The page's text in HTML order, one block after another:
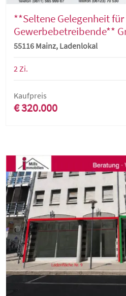
**Seltene Gelegenheit für
Gewerbebetreibende**
guter, zentraler Gewerbe-
55116 Mainz, Ladenlokal
2 Zi.
Kaufpreis
€ 320.000